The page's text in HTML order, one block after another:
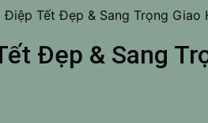
Điệp Tết Đẹp & Sang Trọng Giao
Đẹp & Sang